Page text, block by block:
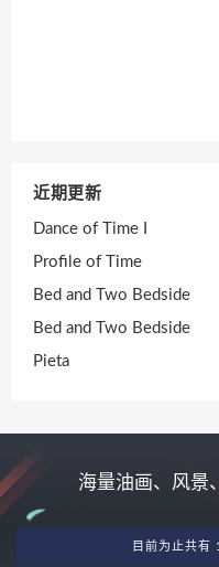
近期更新
Dance of Time I
Profile of Time
Bed and Two Bedside
Bed and Two Bedside
Pieta
海量油画、风景
目前为止共有